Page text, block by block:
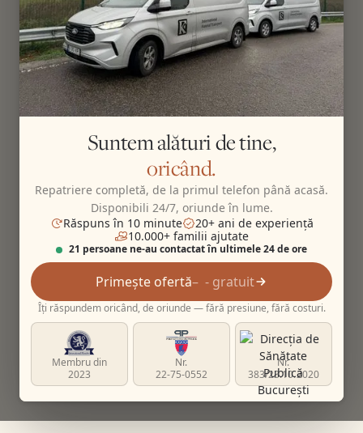
Suntem alături de tine,
oricând.
Repatriere completă, de la primul telefon până acasă.
Disponibili 24/7, oriunde în lume.
Răspuns în 10 minute
20+ ani de experiență
10.000+ familii ajutate
21 persoane ne-au contactat în ultimele 24 de ore
Primește ofertă - gratuit
Îți răspundem oricând, de oriunde — fără presiune, fără costuri.
Membru din
2023
Nr.
22-75-0552
Nr.
383/23.10.2020